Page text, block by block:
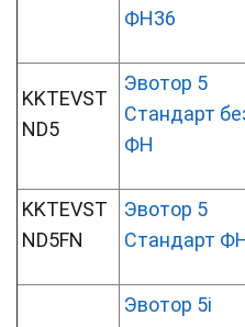
ФН36
KKTEVST
ND5
Эвотор 5
Стандарт
ФН
KKTEVST
ND5FN
Эвотор 5
Стандарт
Эвотор 5i